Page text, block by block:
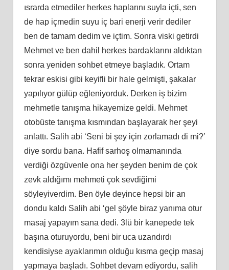
ısrarda etmediler herkes haplarını suyla içti, sen
de hap içmedin suyu iç bari enerji verir dediler
ben de tamam dedim ve içtim. Sonra viski getirdi
Mehmet ve ben dahil herkes bardaklarını aldıktan
sonra yeniden sohbet etmeye başladık. Ortam
tekrar eskisi gibi keyifli bir hale gelmişti, şakalar
yapılıyor gülüp eğleniyorduk. Derken iş bizim
mehmetle tanışma hikayemize geldi. Mehmet
otobüste tanışma kısmından başlayarak her şeyi
anlattı. Salih abi ‘Seni bi şey için zorlamadı di mi?’
diye sordu bana. Hafif sarhoş olmamanında
verdiği özgüvenle ona her şeyden benim de çok
zevk aldığımı mehmeti çok sevdiğimi
söyleyiverdim. Ben öyle deyince hepsi bir an
dondu kaldı Salih abi ‘gel şöyle biraz yanıma otur
masaj yapayım sana dedi. 3lü bir kanepede tek
başına oturuyordu, beni bir uca uzandırdı
kendisiyse ayaklarımın olduğu kısma geçip masaj
yapmaya başladı. Sohbet devam ediyordu, salih